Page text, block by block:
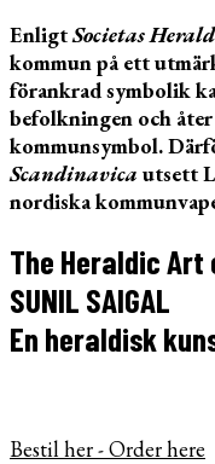
EnligtSocietas
kommun på ett
förankrad symbolik
befolkningen och
kommunsymbol.
Scandinavica utsett
nordiska
The Heraldic Art
SUNIL SAIGAL
En heraldisk
Bestil her - Order here